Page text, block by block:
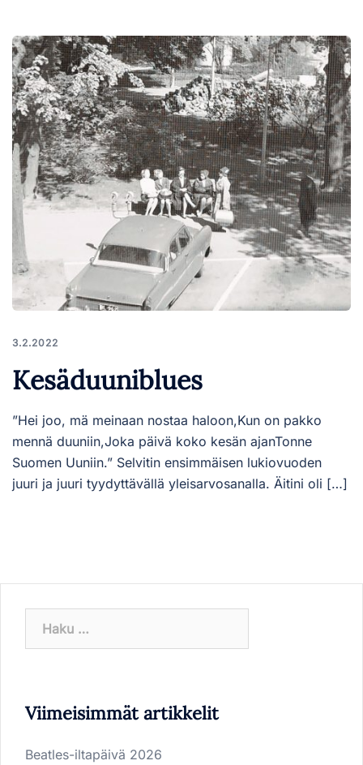
3.2.2022
Kesäduuniblues
”Hei joo, mä meinaan nostaa haloon,Kun on pakko
mennä duuniin,Joka päivä koko kesän ajanTonne
Suomen Uuniin.” Selvitin ensimmäisen lukiovuoden
juuri ja juuri tyydyttävällä yleisarvosanalla. Äitini oli […]
Viimeisimmät artikkelit
Beatles-iltapäivä 2026